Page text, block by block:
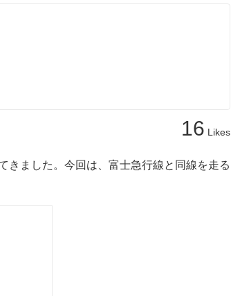
16 Likes
きました。今回は、富士急行線と同線を走る